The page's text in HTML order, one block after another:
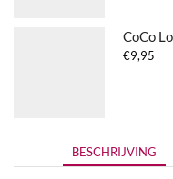
€9,95
BESCHRIJVING